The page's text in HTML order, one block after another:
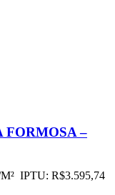
FORMOSA –
IPTU: R$3.595,74